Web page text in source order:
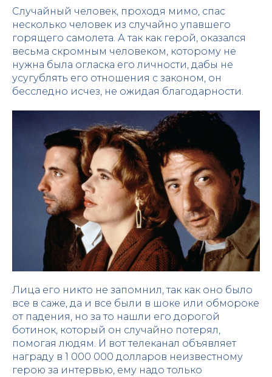
Случайный человек, проходя мимо, спас
несколько человек из случайно упавшего
горящего самолета. А так как герой, оказался
весьма скромным человеком, которому не
нужна была огласка его личности, дабы не
усугублять его отношения с законом, он
бесследно исчез, не ожидая благодарности.
Лица его никто не запомнил, так как оно было
все в саже, да и все были в шоке или обмороке
от падения, но за то нашли его дорогой
ботинок, который он случайно потерял,
помогая людям. И вот телеканал объявляет
награду в 1 000 000 долларов неизвестному
герою за интервью, ему надо только